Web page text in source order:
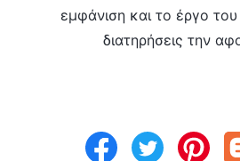
εμφάνιση και το έργο
διατηρήσεις την